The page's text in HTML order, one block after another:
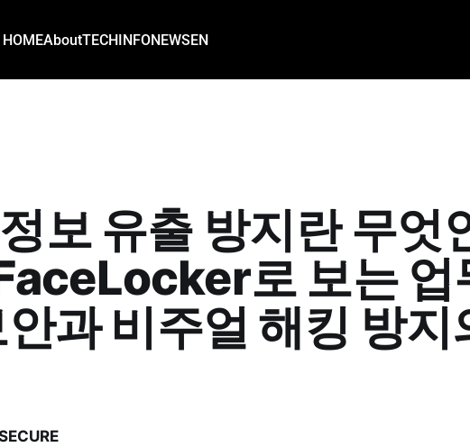
HOMEAboutTECHINFONEWSEN
보 유출 방지란 무엇
로 보는 업
안과 비주얼 해킹 방지